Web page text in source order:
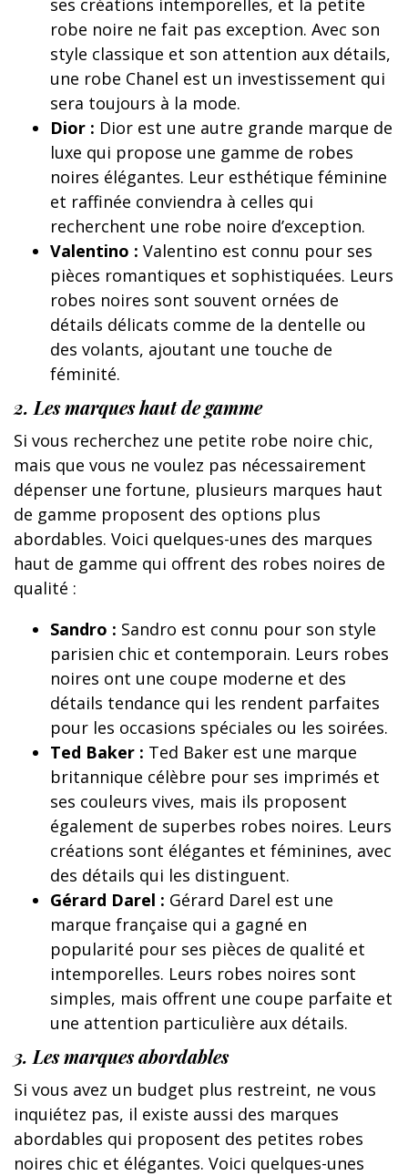
ses créations intemporelles, et la petite
robe noire ne fait pas exception. Avec son
style classique et son attention aux détails,
une robe Chanel est un investissement qui
sera toujours à la mode.
Dior : Dior est une autre grande marque de
luxe qui propose une gamme de robes
noires élégantes. Leur esthétique féminine
et raffinée conviendra à celles qui
recherchent une robe noire d’exception.
Valentino : Valentino est connu pour ses
pièces romantiques et sophistiquées. Leurs
robes noires sont souvent ornées de
détails délicats comme de la dentelle ou
des volants, ajoutant une touche de
féminité.
2. Les marques haut de gamme
Si vous recherchez une petite robe noire chic,
mais que vous ne voulez pas nécessairement
dépenser une fortune, plusieurs marques haut
de gamme proposent des options plus
abordables. Voici quelques-unes des marques
haut de gamme qui offrent des robes noires de
qualité :
Sandro : Sandro est connu pour son style
parisien chic et contemporain. Leurs robes
noires ont une coupe moderne et des
détails tendance qui les rendent parfaites
pour les occasions spéciales ou les soirées.
Ted Baker : Ted Baker est une marque
britannique célèbre pour ses imprimés et
ses couleurs vives, mais ils proposent
également de superbes robes noires. Leurs
créations sont élégantes et féminines, avec
des détails qui les distinguent.
Gérard Darel : Gérard Darel est une
marque française qui a gagné en
popularité pour ses pièces de qualité et
intemporelles. Leurs robes noires sont
simples, mais offrent une coupe parfaite et
une attention particulière aux détails.
3. Les marques abordables
Si vous avez un budget plus restreint, ne vous
inquiétez pas, il existe aussi des marques
abordables qui proposent des petites robes
noires chic et élégantes. Voici quelques-unes